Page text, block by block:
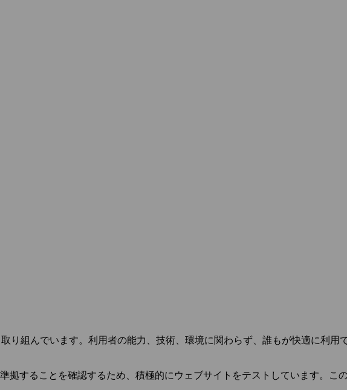
り組んでいます。利用者の能力、技術、環境に関わらず、誰もが快適に利用
準拠することを確認するため、積極的にウェブサイトをテストしています。こ